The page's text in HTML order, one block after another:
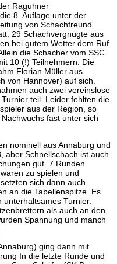
Raguhner
8. Auflage unter der
von Schachfreund
29 Schachvergnügte aus
bei gutem Wetter dem Ruf
die Schacher vom SSC
10 (!) Teilnehmern. Die
Florian Müller aus
von Hannover) auf sich.
auch zwei vereinslose
Turnier teil. Leider fehlten die
aus der Region, so
fast unter sich
nominell aus Annaburg und
aber Schnellschach ist auch
gut. 7 Runden
zu spielen und
sich dann auch
an die Tabellenspitze. Es
unterhaltsames Turnier.
als auch an den
Spannung und manch
ging dann mit
In die letzte Runde und